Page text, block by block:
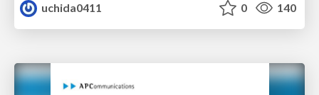
uchida0411
0 140